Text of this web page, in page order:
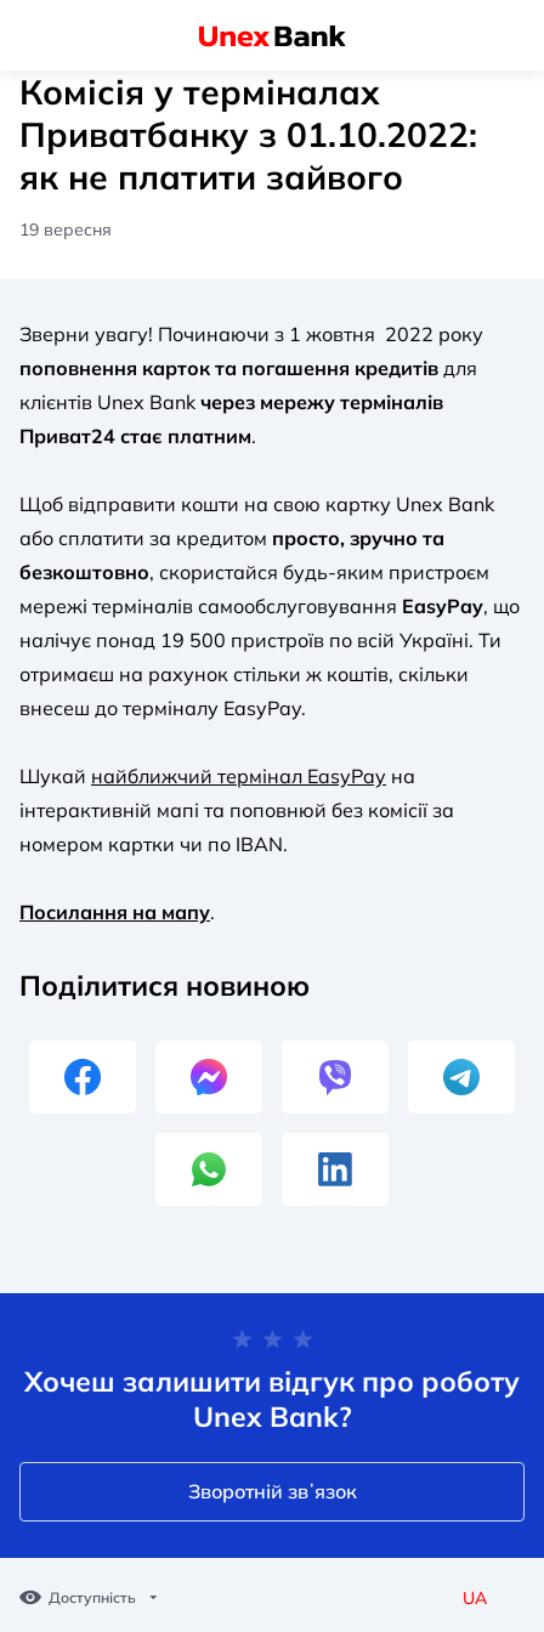
Комісія у терміналах
Приватбанку з 01.10.2022:
як не платити зайвого
19 вересня
Зверни увагу! Починаючи з 1 жовтня 2022 року
поповнення карток та погашення кредитів для
клієнтів Unex Bank через мережу терміналів
Приват24 стає платним.
Щоб відправити кошти на свою картку Unex Bank
або сплатити за кредитом просто, зручно та
безкоштовно, скористайся будь-яким пристроєм
мережі терміналів самообслуговування EasyPay, що
налічує понад 19 500 пристроїв по всій Україні. Ти
отримаєш на рахунок стільки ж коштів, скільки
внесеш до терміналу EasyPay.
Шукай найближчий термінал EasyPay на
інтерактивній мапі та поповнюй без комісії за
номером картки чи по IBAN.
Посилання на мапу.
Поділитися новиною
Хочеш залишити відгук про роботу
Unex Bank?
Зворотній звʼязок
Доступність UA